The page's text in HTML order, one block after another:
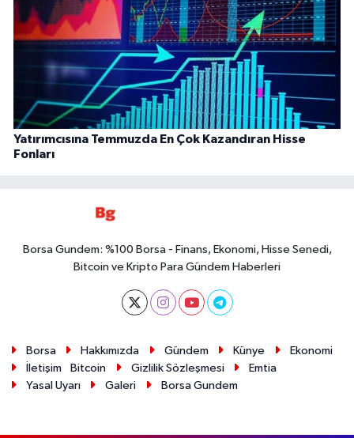
Yatırımcısına Temmuzda En Çok Kazandıran Hisse
Fonları
Borsa Gundem: %100 Borsa - Finans, Ekonomi, Hisse Senedi,
Bitcoin ve Kripto Para Gündem Haberleri
Borsa Hakkımızda Gündem Künye
Ekonomi
İletişim
Bitcoin Gizlilik Sözleşmesi
Emtia
Yasal Uyarı
Galeri Borsa Gundem